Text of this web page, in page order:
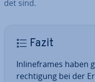
det sind.
Fazit
In­line­frames haben
rech­ti­gung bei der